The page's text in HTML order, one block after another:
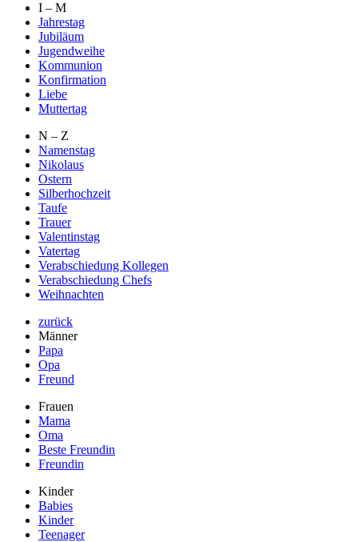
I – M
Jahrestag
Jubiläum
Jugendweihe
Kommunion
Konfirmation
Liebe
Muttertag
N – Z
Namenstag
Nikolaus
Ostern
Silberhochzeit
Taufe
Trauer
Valentinstag
Vatertag
Verabschiedung Kollegen
Verabschiedung Chefs
Weihnachten
zurück
Männer
Papa
Opa
Freund
Frauen
Mama
Oma
Beste Freundin
Freundin
Kinder
Babies
Kinder
Teenager